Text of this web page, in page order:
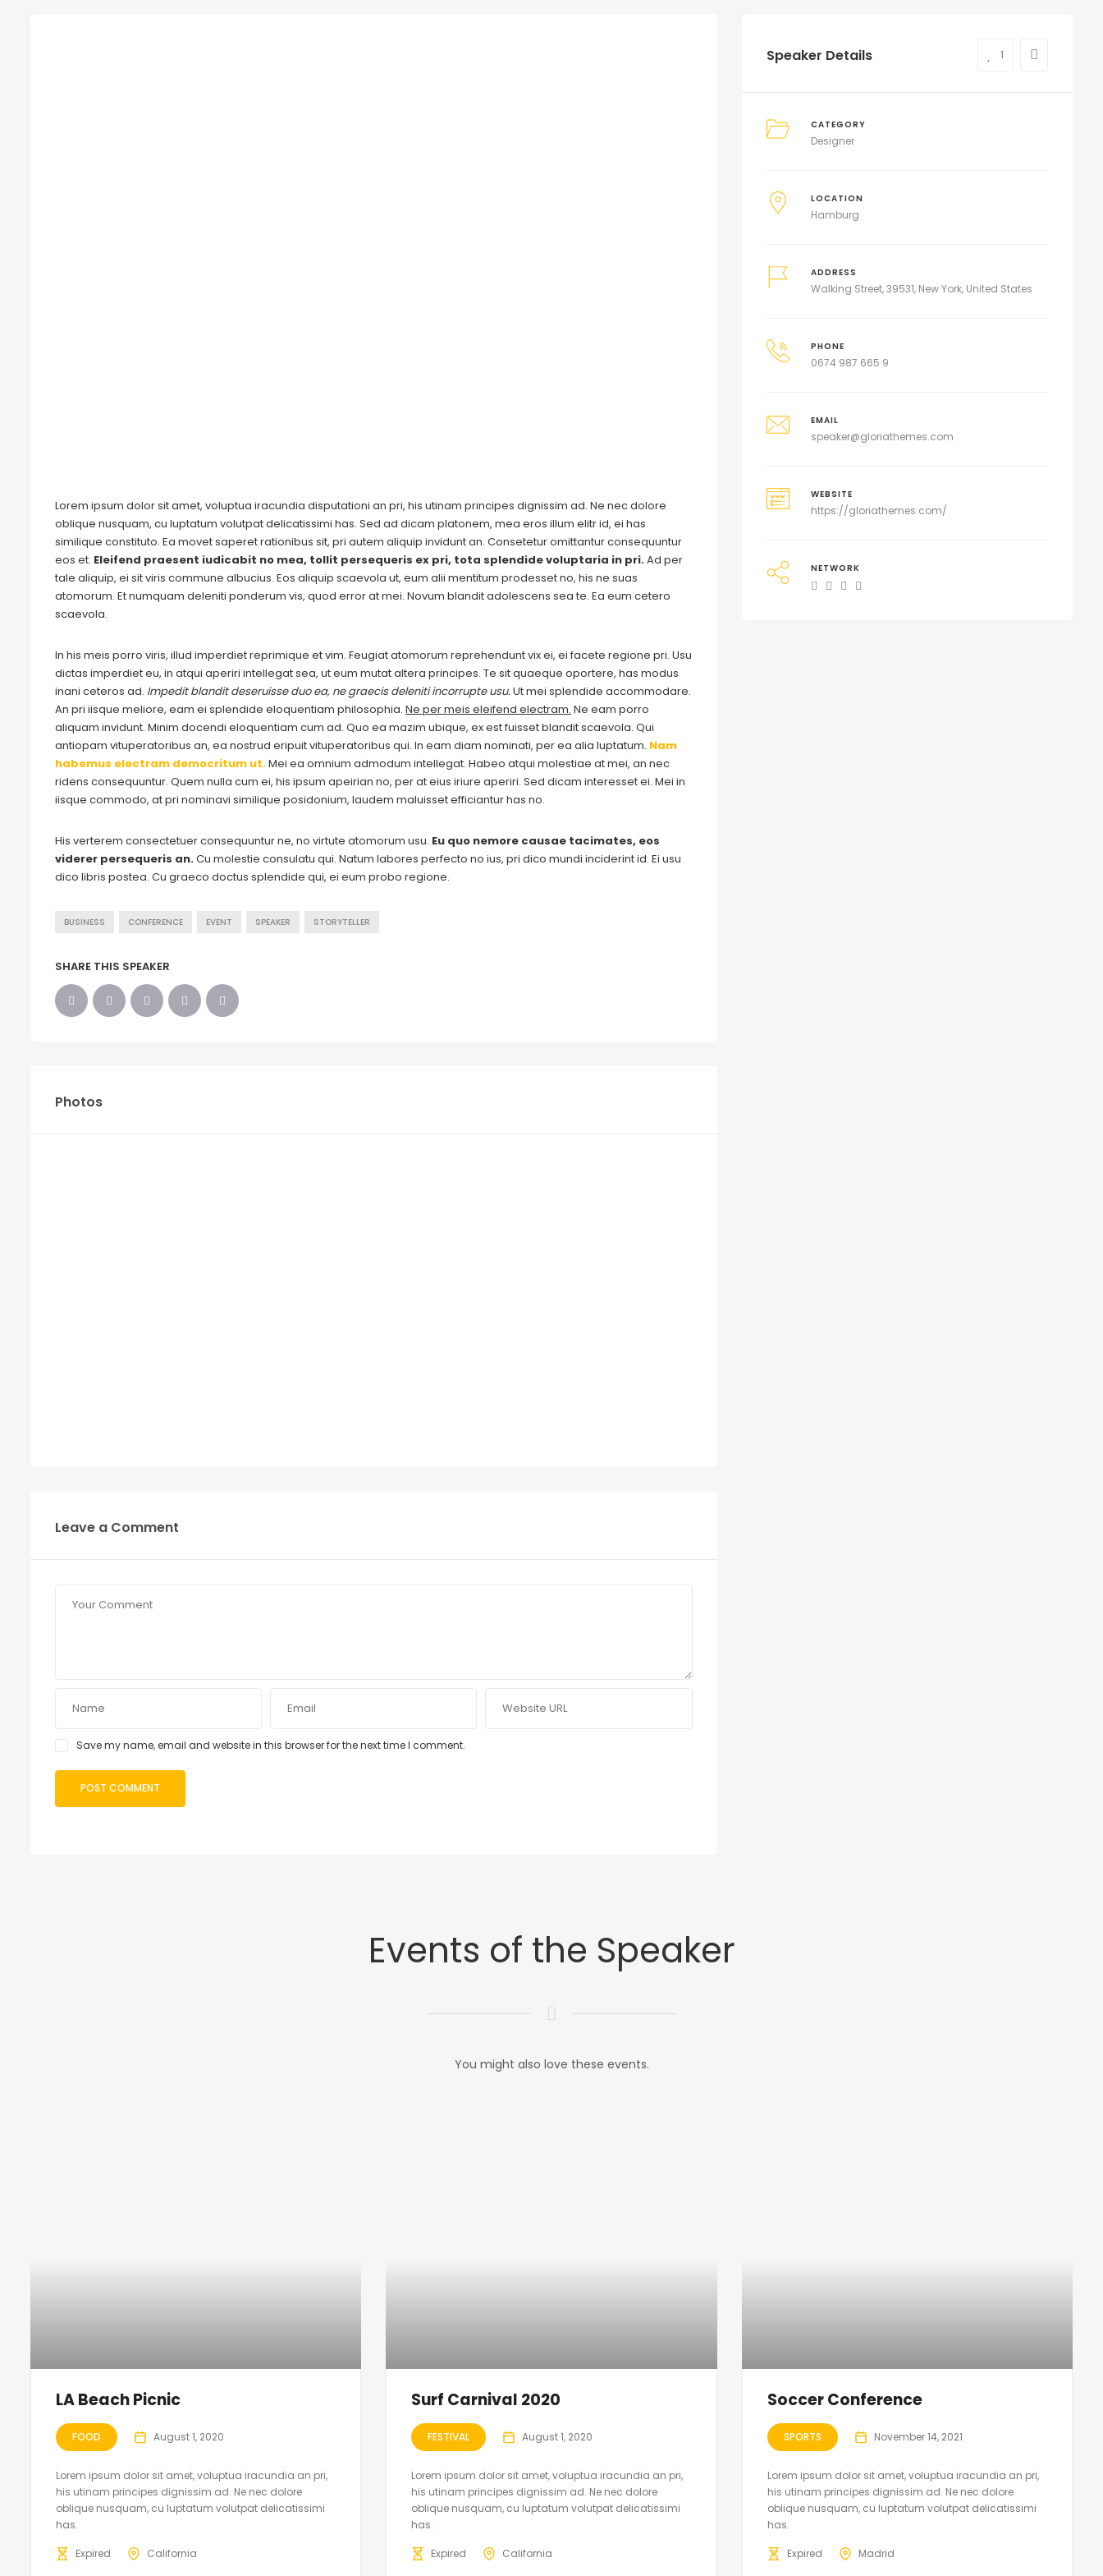
Lorem ipsum dolor sit amet, voluptua iracundia disputationi an pri, his utinam principes dignissim ad. Ne nec dolore
oblique nusquam, cu luptatum volutpat delicatissimi has. Sed ad dicam platonem, mea eros illum elitr id, ei has
similique constituto. Ea movet saperet rationibus sit, pri autem aliquip invidunt an. Consetetur omittantur consequuntur
eos et. Eleifend praesent iudicabit no mea, tollit persequeris ex pri, tota splendide voluptaria in pri.Ad per
tale aliquip, ei sit viris commune albucius. Eos aliquip scaevola ut, eum alii mentitum prodesset no, his ne suas
atomorum. Et numquam deleniti ponderum vis, quod error at mei. Novum blandit adolescens sea te. Ea eum cetero
scaevola.
In his meis porro viris, illud imperdiet reprimique et vim. Feugiat atomorum reprehendunt vix ei, ei facete regione pri. Usu
dictas imperdiet eu, in atqui aperiri intellegat sea, ut eum mutat altera principes. Te sit quaeque oportere, has modus
inani ceteros ad. Impedit blandit deseruisse duo ea, ne graecis deleniti incorrupte usu.Ut mei splendide accommodare.
An pri iisque meliore, eam ei splendide eloquentiam philosophia. Ne per meis eleifend electram. Ne eam porro
aliquam invidunt. Minim docendi eloquentiam cum ad. Quo ea mazim ubique, ex est fuisset blandit scaevola. Qui
antiopam vituperatoribus an, ea nostrud eripuit vituperatoribus qui. In eam diam nominati, per ea alia luptatum. Nam
habemus electram democritum ut.Mei ea omnium admodum intellegat. Habeo atqui molestiae at mei, an nec
ridens consequuntur. Quem nulla cum ei, his ipsum apeirian no, per at eius iriure aperiri. Sed dicam interesset ei. Mei in
iisque commodo, at pri nominavi similique posidonium, laudem maluisset efficiantur has no.
His verterem consectetuer consequuntur ne, no virtute atomorum usu. Eu quo nemore causae tacimates, eos
viderer persequeris an.Cu molestie consulatu qui. Natum labores perfecto no ius, pri dico mundi inciderint id. Ei usu
dico libris postea. Cu graeco doctus splendide qui, ei eum probo regione.
BUSINESS CONFERENCE EVENT SPEAKER STORYTELLER
SHARE THIS SPEAKER
Photos
Leave a Comment
Save my name, email and website in this browser for the next time I comment.
Speaker Details 1
CATEGORY
Designer
LOCATION
Hamburg
ADDRESS
Walking Street, 39531, New York, United States
PHONE
0674 987 665 9
EMAIL
speaker@gloriathemes.com
WEBSITE
https://gloriathemes.com/
NETWORK
Events of the Speaker
You might also love these events.
LA Beach Picnic
FOOD August 1, 2020
Lorem ipsum dolor sit amet, voluptua iracundia an pri,
his utinam principes dignissim ad. Ne nec dolore
oblique nusquam, cu luptatum volutpat delicatissimi
has.
Expired California
Surf Carnival 2020
FESTIVAL August 1, 2020
Lorem ipsum dolor sit amet, voluptua iracundia an pri,
his utinam principes dignissim ad. Ne nec dolore
oblique nusquam, cu luptatum volutpat delicatissimi
has.
Expired California
Soccer Conference
SPORTS November 14, 2021
Lorem ipsum dolor sit amet, voluptua iracundia an pri,
his utinam principes dignissim ad. Ne nec dolore
oblique nusquam, cu luptatum volutpat delicatissimi
has.
Expired Madrid